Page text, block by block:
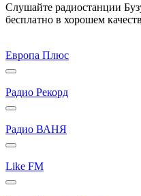
Слушайте радиостанции
бесплатно в хорошем
Европа Плюс
Радио Рекорд
Радио ВАНЯ
Like FM